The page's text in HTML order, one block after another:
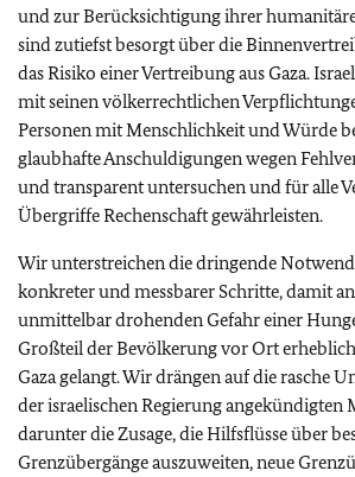
und zur Berücksichtigung ihrer
sind zutiefst besorgt über die
das Risiko einer Vertreibung aus Gaza.
mit seinen völkerrechtlichen
Personen mit Menschlichkeit und Würde
glaubhafte Anschuldigungen wegen
und transparent untersuchen und für alle
Übergriffe Rechenschaft gewährleisten.
Wir unterstreichen die dringende
konkreter und messbarer Schritte, damit
unmittelbar drohenden Gefahr einer
Großteil der Bevölkerung vor Ort
Gaza gelangt. Wir drängen auf die rasche
der israelischen Regierung angekündigten
darunter die Zusage, die Hilfsflüsse über
Grenzübergänge auszuweiten, neue